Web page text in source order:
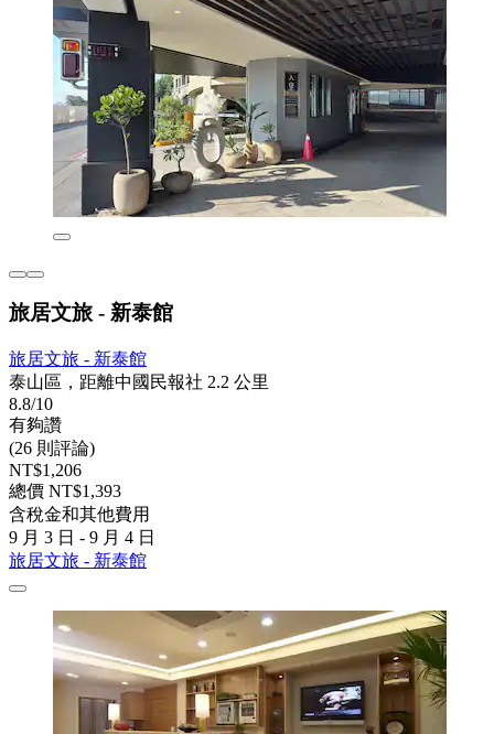
旅居文旅 - 新泰館
旅居文旅 - 新泰館
泰山區，距離中國民報社 2.2 公里
8.8/10
有夠讚
(26 則評論)
NT$1,206
總價 NT$1,393
含稅金和其他費用
9 月 3 日 - 9 月 4 日
旅居文旅 - 新泰館